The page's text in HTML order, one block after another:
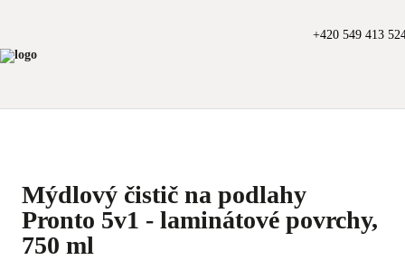
+420 549 413
Mýdlový čistič na podlahy
Pronto 5v1 - laminátové povrchy,
750 ml